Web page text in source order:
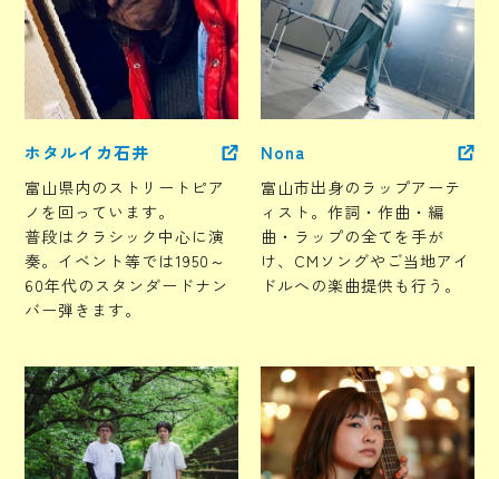
ホタルイカ石井
富山県内のストリートピア
ノを回っています。
普段はクラシック中心に演
奏。イベント等では1950～
60年代のスタンダードナン
バー弾きます。
Nona
富山市出身のラップアーテ
ィスト。作詞・作曲・編
曲・ラップの全てを手が
け、CMソングやご当地アイ
ドルへの楽曲提供も行う。